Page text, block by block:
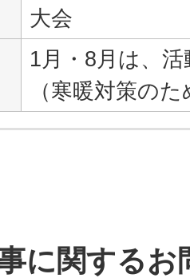
大会
1月・8月は、
（寒暖対策の
に関するお